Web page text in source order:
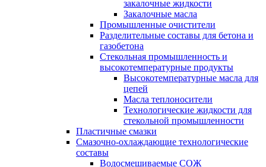
закалочные жидкости
Закалочные масла
Промышленные очистители
Разделительные составы для бетона и
газобетона
Стекольная промышленность и
высокотемпературные продукты
Высокотемпературные масла для
цепей
Масла теплоносители
Технологические жидкости для
стекольной промышленности
Пластичные смазки
Смазочно-охлаждающие технологические
составы
Водосмешиваемые СОЖ